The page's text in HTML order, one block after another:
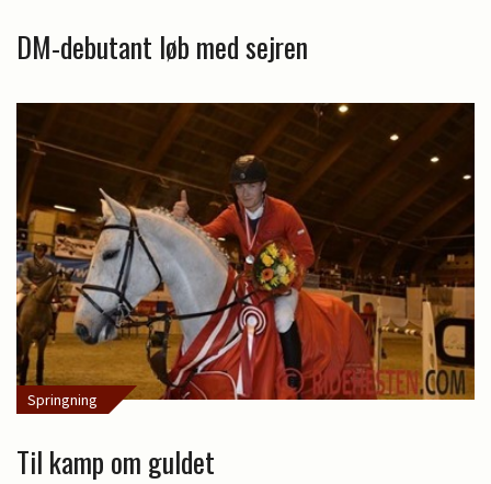
DM-debutant løb med sejren
Springning
Til kamp om guldet